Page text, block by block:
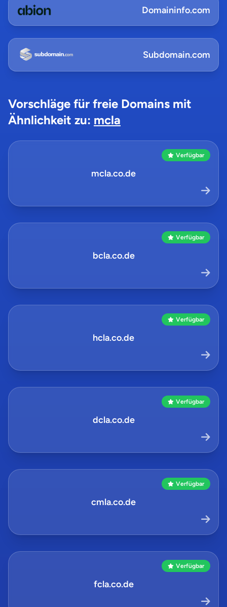
Domaininfo.com
Subdomain.com
Vorschläge für freie Domains mit
Ähnlichkeit zu: mcla
Verfügbar
mcla.co.de
Verfügbar
bcla.co.de
Verfügbar
hcla.co.de
Verfügbar
dcla.co.de
Verfügbar
cmla.co.de
Verfügbar
fcla.co.de